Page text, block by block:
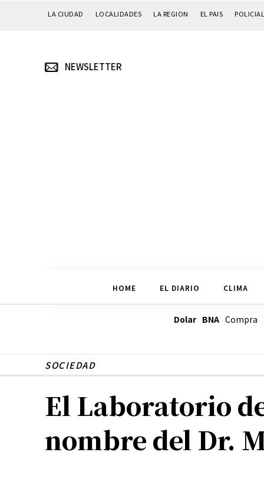
LA CIUDAD LOCALIDADES LA REGION EL PAIS
NEWSLETTER
HOME EL DIARIO CLIMA
Dolar BNACompra
SOCIEDAD
El Laboratorio
nombre del Dr.